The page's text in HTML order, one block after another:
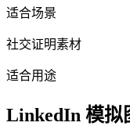
适合场景
社交证明素材
适合用途
LinkedIn 模拟